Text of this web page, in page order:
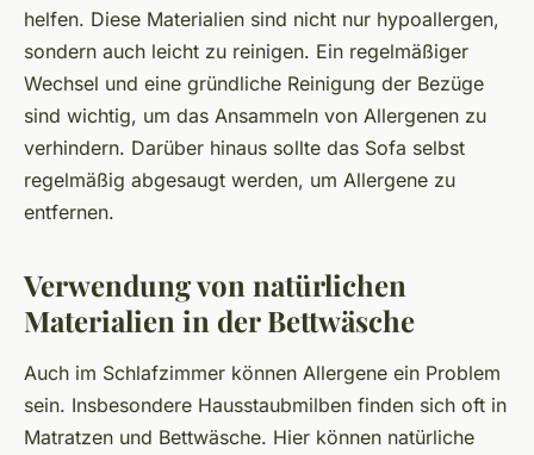
helfen. Diese Materialien sind nicht nur hypoallergen,
sondern auch leicht zu reinigen. Ein regelmäßiger
Wechsel und eine gründliche Reinigung der Bezüge
sind wichtig, um das Ansammeln von Allergenen zu
verhindern. Darüber hinaus sollte das Sofa selbst
regelmäßig abgesaugt werden, um Allergene zu
entfernen.
Verwendung von natürlichen
Materialien in der Bettwäsche
Auch im Schlafzimmer können Allergene ein Problem
sein. Insbesondere Hausstaubmilben finden sich oft in
Matratzen und Bettwäsche. Hier können natürliche